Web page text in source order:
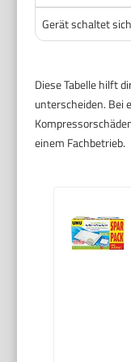
Gerät schaltet
Diese Tabelle hilft
unterscheiden. Bei
einem Fachbetrieb.